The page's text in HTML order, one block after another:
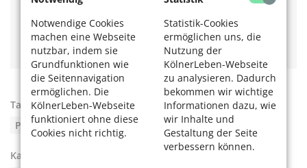
Notwendige Cookies
machen eine Webseite
nutzbar, indem sie
Grundfunktionen wie
die Seitennavigation
ermöglichen. Die
KölnerLeben-Webseite
funktioniert ohne diese
Cookies nicht richtig.
Statistik-Cookies
ermöglichen uns, die
Nutzung der
KölnerLeben-Webseite
zu analysieren. Dadurch
bekommen wir wichtige
Informationen dazu, wie
wir Inhalte und
Gestaltung der Seite
verbessern können.
Infos ruckzuck -
Das E-Rezept: Anleitung und die wichtigsten Fragen
rund um das elektronische Rezept
Wirkstoff-Mix im Griff - mit dem Medikationsplan
Tags: App , Gesundheit Kraft , Mobilität ,
Physiotherapie , Smartphone , Therapie
Kategorien: